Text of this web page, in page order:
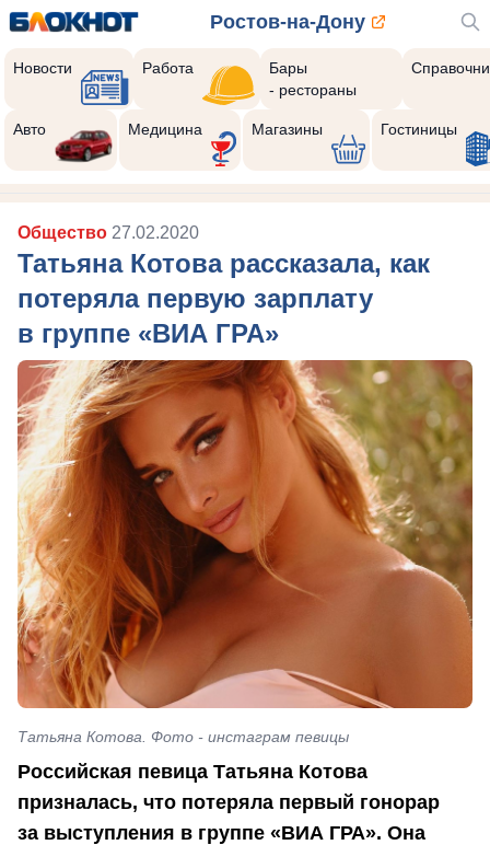
Ростов-на-Дону
Новости Работа
Бары
- рестораны
Авто Медицина Магазины Гостиницы
Общество 27.02.2020
Татьяна Котова рассказала, как
потеряла первую зарплату
в группе «ВИА ГРА»
Татьяна Котова. Фото - инстаграм певицы
Российская певица Татьяна Котова
призналась, что потеряла первый гонорар
за выступления в группе «ВИА ГРА». Она
8
Реклама закроется через: